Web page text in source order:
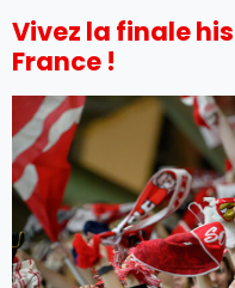
Vivez la finale
France !